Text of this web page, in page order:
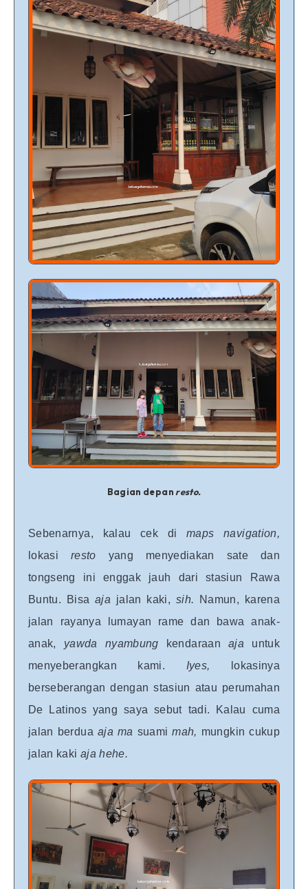
Bagian depan resto.
Sebenarnya, kalau cek dimaps navigation,
lokasi resto yang menyediakan sate dan
tongseng ini enggak jauh dari stasiun Rawa
Buntu. Bisaaja jalan kaki, sih.
Namun, karena
jalan rayanya lumayan rame dan bawa anak-
anak, yawda nyambung kendaraanaja untuk
menyeberangkan kami. Iyes,
lokasinya
berseberangan dengan stasiun atau perumahan
De Latinos yang saya sebut tadi. Kalau cuma
jalan berdua aja ma suamimah, mungkin cukup
jalan kaki aja hehe.